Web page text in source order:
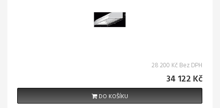
28 200 Kč Bez DPH
34 122 Kč
DO KOŠÍKU